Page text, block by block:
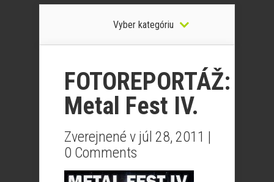
Vyber kategóriu
FOTOREPORTÁŽ:
Metal Fest IV.
Zverejnené v júl 28, 2011 |
0 Comments